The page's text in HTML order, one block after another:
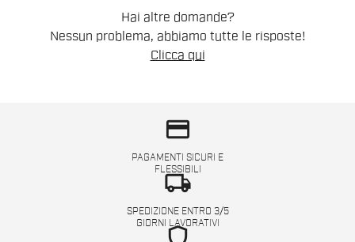
Hai altre domande?
Nessun problema, abbiamo tutte le risposte!
Clicca qui
credit_card
PAGAMENTI SICURI E
FLESSIBILI
local_shipping
SPEDIZIONE ENTRO 3/5
GIORNI LAVORATIVI